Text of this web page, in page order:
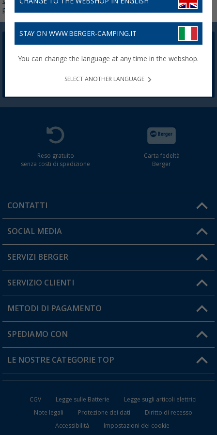
principianti
Newsletter Berger
La registrazione alla newsletter non è attualmente
Reso gratuito
senza costi di spedizione
Carta fedeltà
Berger
CONTATTI
Orari di apertura del servizio:
Hai una domanda?
SOCIAL MEDIA
SERVIZI BERGER
Diventare rivenditori
Il mio Account
Carta fedeltà Berger
SERVIZIO CLIENTI
Informazioni sulla spedizione
Resi
FAQ e Contatti
METODI DI PAGAMENTO
SPEDIAMO CON
LE NOSTRE CATEGORIE TOP
Mobili per il Campeggio
CGV Legge sulle Batterie
Legge sugli articoli elettrici
Note legali
Protezione dei dati
Diritto di recesso
Accessibilità
Impostazioni dei cookie
STAY ON WWW.BERGER-CAMPING.IT
You can change the language at any time in the webshop.
SELECT ANOTHER LANGUAGE